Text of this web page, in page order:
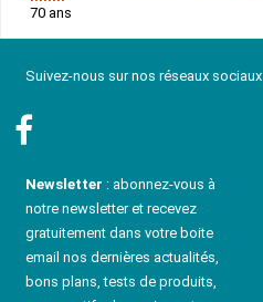
70 ans
Suivez-nous sur nos réseaux sociaux
Newsletter : abonnez-vous à
notre newsletter et recevez
gratuitement dans votre boite
email nos dernières actualités,
bons plans, tests de produits,